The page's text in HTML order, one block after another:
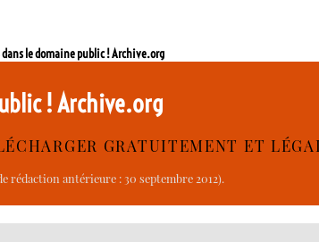
dans le domaine public ! Archive.org
! Archive.org
GRATUITEMENT ET
rédaction antérieure : 30 septembre 2012).